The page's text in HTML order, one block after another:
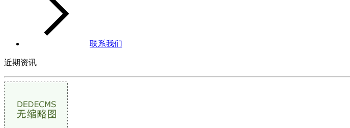
联系我们
近期资讯